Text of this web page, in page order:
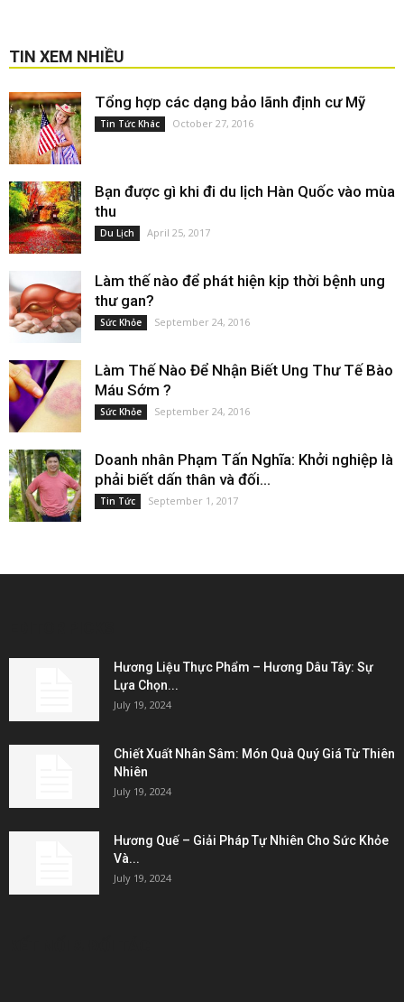
TIN XEM NHIỀU
Tổng hợp các dạng bảo lãnh định cư Mỹ
Tin Tức Khác October 27, 2016
Bạn được gì khi đi du lịch Hàn Quốc vào mùa
thu
Du Lịch April 25, 2017
Làm thế nào để phát hiện kịp thời bệnh ung
thư gan?
Sức Khỏe September 24, 2016
Làm Thế Nào Để Nhận Biết Ung Thư Tế Bào
Máu Sớm ?
Sức Khỏe September 24, 2016
Doanh nhân Phạm Tấn Nghĩa: Khởi nghiệp là
phải biết dấn thân và đối...
Tin Tức September 1, 2017
Hương Liệu Thực Phẩm – Hương Dâu Tây: Sự
Lựa Chọn...
July 19, 2024
Chiết Xuất Nhân Sâm: Món Quà Quý Giá Từ Thiên
Nhiên
July 19, 2024
Hương Quế – Giải Pháp Tự Nhiên Cho Sức Khỏe
Và...
July 19, 2024